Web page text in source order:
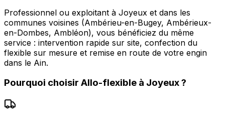
Professionnel ou exploitant à Joyeux et dans les
communes voisines (Ambérieu-en-Bugey, Ambérieux-
en-Dombes, Ambléon), vous bénéficiez du même
service : intervention rapide sur site, confection du
flexible sur mesure et remise en route de votre engin
dans le Ain.
Pourquoi choisir Allo-flexible à Joyeux?